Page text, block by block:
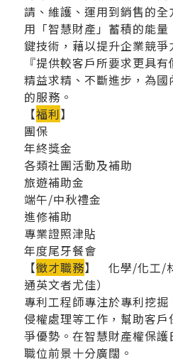
請、維護、運用到銷售的
用「智慧財產」蓄積的能
鍵技術，藉以提升企業競
『提供較客戶所要求更具
精益求精、不斷進步，為
的服務。
【福利】
團保
年終獎金
各類社團活動及補助
旅遊補助金
端午/中秋禮金
進修補助
專業證照津貼
年度尾牙餐會
【徵才職務】 化學/化工/
通英文者尤佳）
專利工程師專注於專利挖
侵權處理等工作，幫助客
爭優勢。在智慧財產權保
職位前景十分廣闊。